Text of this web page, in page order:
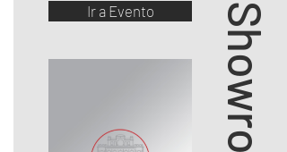
Ir a Evento